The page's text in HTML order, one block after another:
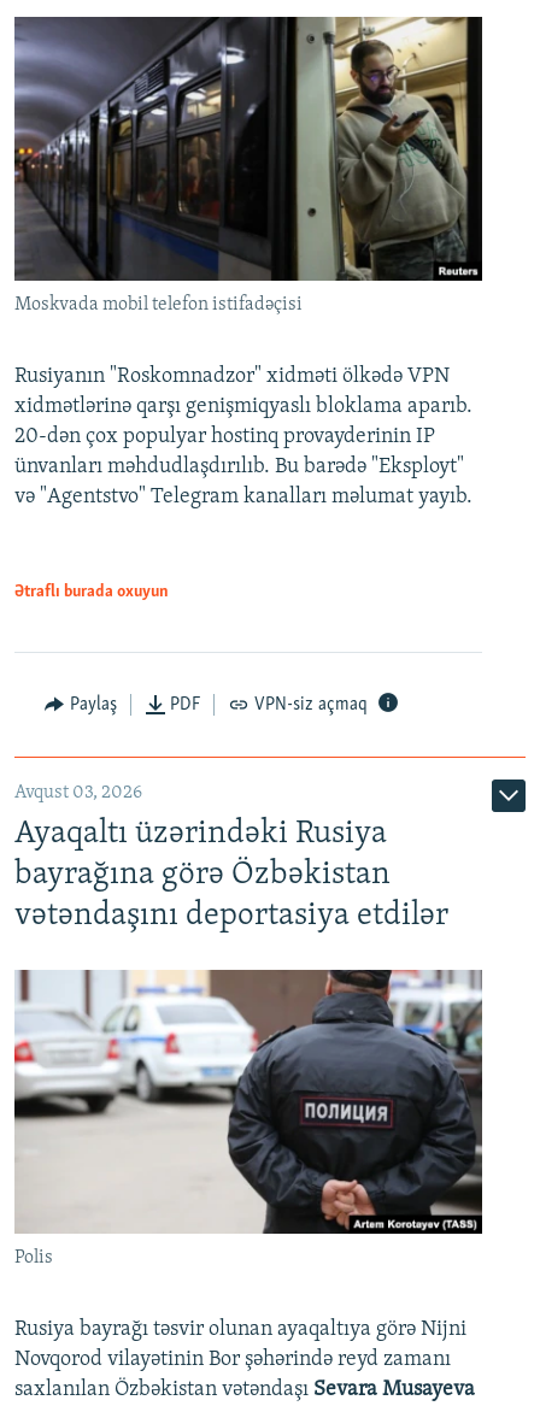
Moskvada mobil telefon istifadəçisi
Rusiyanın "Roskomnadzor" xidməti ölkədə VPN
xidmətlərinə qarşı genişmiqyaslı bloklama aparıb.
20-dən çox populyar hostinq provayderinin IP
ünvanları məhdudlaşdırılıb. Bu barədə "Eksployt"
və "Agentstvo" Telegram kanalları məlumat yayıb.
Ətraflı burada oxuyun
Paylaş PDF VPN-siz açmaq
Avqust 03, 2026
Ayaqaltı üzərindəki Rusiya
bayrağına görə Özbəkistan
vətəndaşını deportasiya etdilər
Polis
Rusiya bayrağı təsvir olunan ayaqaltıya görə Nijni
Novqorod vilayətinin Bor şəhərində reyd zamanı
saxlanılan Özbəkistan vətəndaşı Sevara Musayeva